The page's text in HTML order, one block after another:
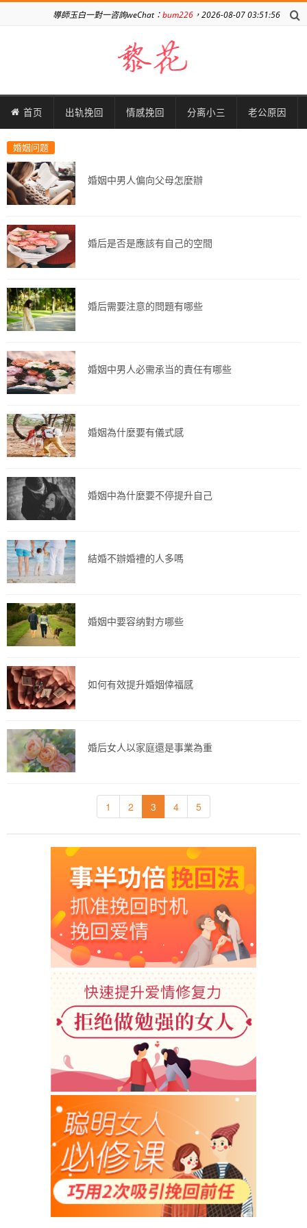
導師玉白一對一咨詢weChat：bum226 ，2026-08-07 03:51:56
首页 出轨挽回 情感挽回 分离小三 老公原因
婚姻问题
婚姻中男人偏向父母怎麼辦
婚后是否是應該有自己的空間
婚后需要注意的問題有哪些
婚姻中男人必需承当的責任有哪些
婚姻為什麼要有儀式感
婚姻中為什麼要不停提升自己
結婚不辦婚禮的人多嗎
婚姻中要容纳對方哪些
如何有效提升婚姻倖福感
婚后女人以家庭還是事業為重
1 2 3 4 5